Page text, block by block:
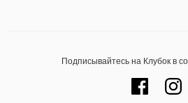
Подписывайтесь на Клубок в